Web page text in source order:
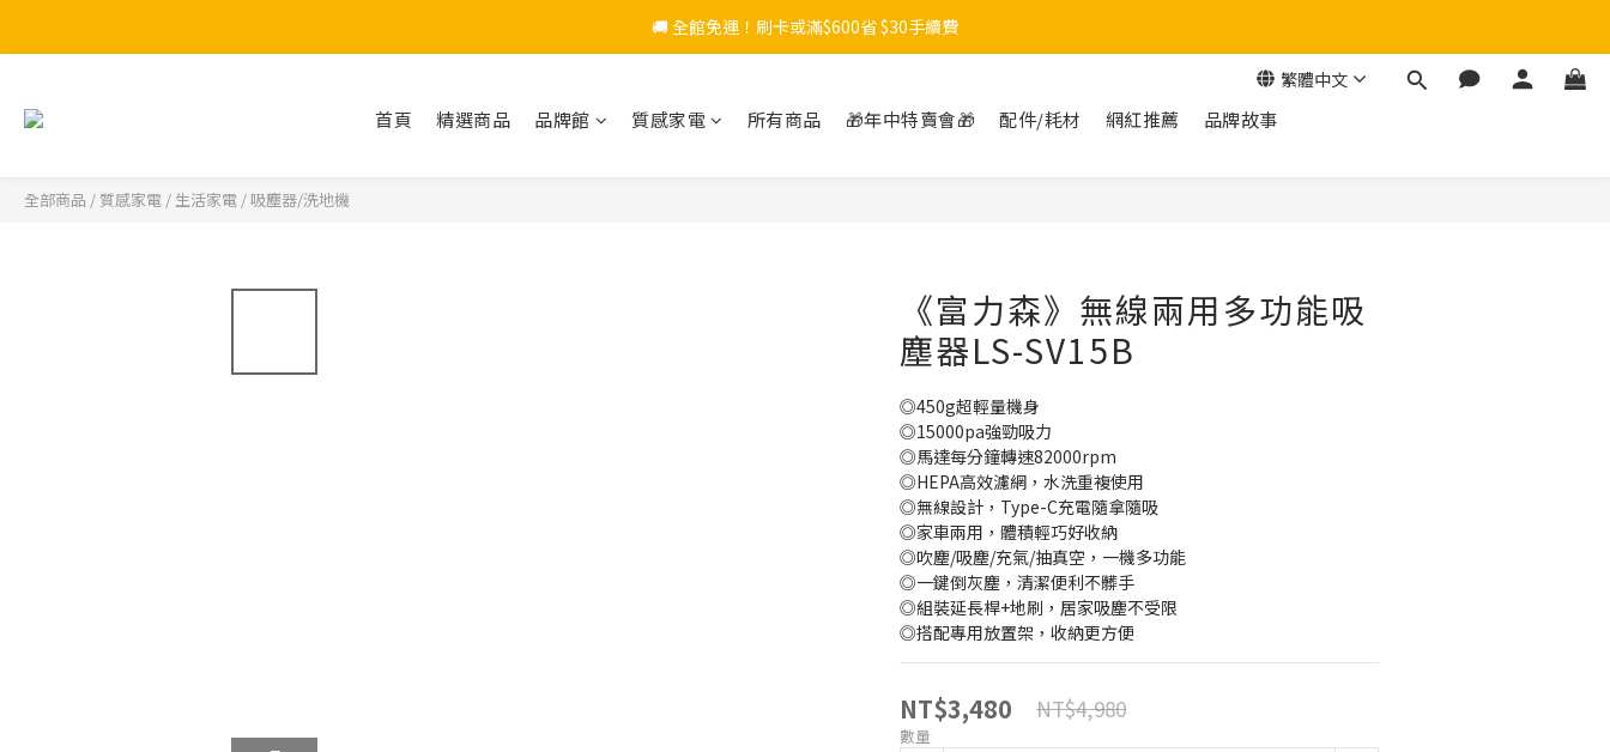
🚚 全館免運！刷卡或滿$600省 $30手續費
繁體中文
首頁 精選商品 品牌館 質感家電 所有商品 🎁年中特賣會🎁 配件/耗材 網紅推薦 品牌故事
全部商品 / 質感家電 / 生活家電 / 吸塵器/洗地機
《富力森》無線兩用多功能吸
塵器LS-SV15B
◎450g超輕量機身
◎15000pa強勁吸力
◎馬達每分鐘轉速82000rpm
◎HEPA高效濾網，水洗重複使用
◎無線設計，Type-C充電隨拿隨吸
◎家車兩用，體積輕巧好收納
◎吹塵/吸塵/充氣/抽真空，一機多功能
◎一鍵倒灰塵，清潔便利不髒手
◎組裝延長桿+地刷，居家吸塵不受限
◎搭配專用放置架，收納更方便
NT$3,480 NT$4,980
數量